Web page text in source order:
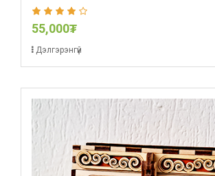
55,000₮
Дэлгэрэнгүй